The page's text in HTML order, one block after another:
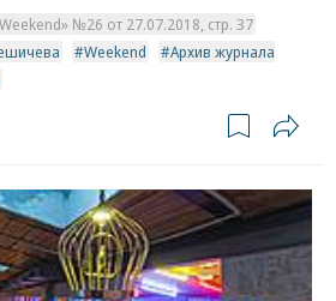
№26 от 27.07.2018, стр. 37
Weekend
Архив журнала